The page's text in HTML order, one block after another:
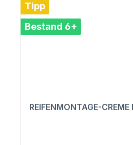
Tipp
Bestand 6+
REIFENMONTAGE-CREME